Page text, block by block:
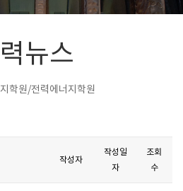
뉴스
학원/전력에너지학원
작성자
작성일
자
조회
수